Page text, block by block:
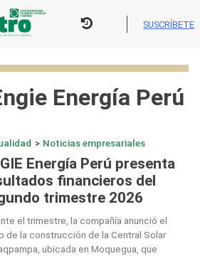
SUSCRÍBETE
Energía Perú
> Noticias empresariales
Energía Perú presenta
financieros del
trimestre 2026
el trimestre, la compañía anunció el
de la construcción de la Central Solar
ubicada en Moquegua, que